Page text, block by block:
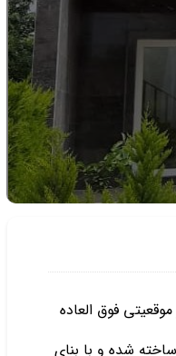
فوق العاده
شده و با بنای